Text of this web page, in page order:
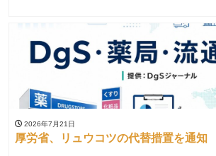
2026年7月21日
厚労省、リュウコツの代替措置を通知